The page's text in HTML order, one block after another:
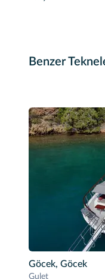
Benzer
Göcek, Göcek
Gulet